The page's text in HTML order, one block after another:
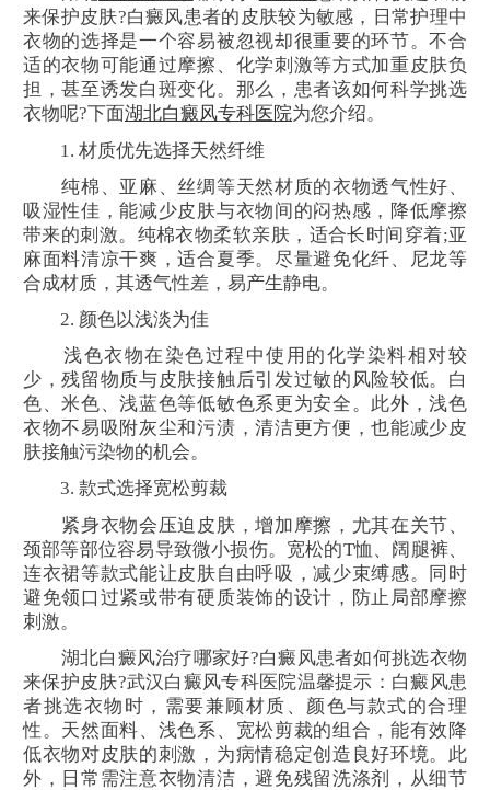
来保护皮肤?白癜风患者的皮肤较为敏感，日常护理中
衣物的选择是一个容易被忽视却很重要的环节。不合
适的衣物可能通过摩擦、化学刺激等方式加重皮肤负
担，甚至诱发白斑变化。那么，患者该如何科学挑选
衣物呢?下面湖北白癜风专科医院为您介绍。
1. 材质优先选择天然纤维
纯棉、亚麻、丝绸等天然材质的衣物透气性好、
吸湿性佳，能减少皮肤与衣物间的闷热感，降低摩擦
带来的刺激。纯棉衣物柔软亲肤，适合长时间穿着;亚
麻面料清凉干爽，适合夏季。尽量避免化纤、尼龙等
合成材质，其透气性差，易产生静电。
2. 颜色以浅淡为佳
浅色衣物在染色过程中使用的化学染料相对较
少，残留物质与皮肤接触后引发过敏的风险较低。白
色、米色、浅蓝色等低敏色系更为安全。此外，浅色
衣物不易吸附灰尘和污渍，清洁更方便，也能减少皮
肤接触污染物的机会。
3. 款式选择宽松剪裁
紧身衣物会压迫皮肤，增加摩擦，尤其在关节、
颈部等部位容易导致微小损伤。宽松的T恤、阔腿裤、
连衣裙等款式能让皮肤自由呼吸，减少束缚感。同时
避免领口过紧或带有硬质装饰的设计，防止局部摩擦
刺激。
湖北白癜风治疗哪家好?白癜风患者如何挑选衣物
来保护皮肤?武汉白癜风专科医院温馨提示：白癜风患
者挑选衣物时，需要兼顾材质、颜色与款式的合理
性。天然面料、浅色系、宽松剪裁的组合，能有效降
低衣物对皮肤的刺激，为病情稳定创造良好环境。此
外，日常需注意衣物清洁，避免残留洗涤剂，从细节